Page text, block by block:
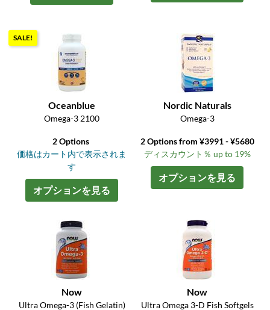
SALE!
Oceanblue
Omega-3 2100
2 Options
価格はカート内で表示されま
す
オプションを見る
Nordic Naturals
Omega-3
2 Options from ¥3991 - ¥5680
ディスカウント％ up to 19%
オプションを見る
Now
Ultra Omega-3 (Fish Gelatin)
Now
Ultra Omega 3-D Fish Softgels